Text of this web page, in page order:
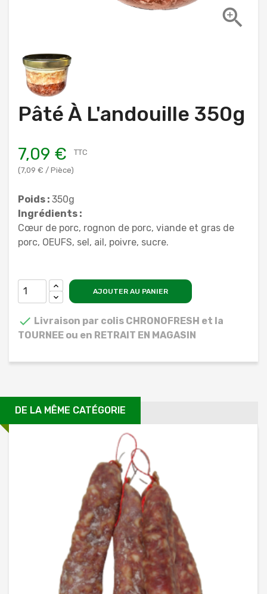

Pâté À L'andouille 350g
7,09 €
(7,09 € / Pièce)
TTC
Poids : 350g
Ingrédients :
Cœur de porc, rognon de porc, viande et gras de
porc, OEUFS, sel, ail, poivre, sucre.
AJOUTER AU PANIER
 Livraison par colis CHRONOFRESH et la
TOURNEE ou en RETRAIT EN MAGASIN
DE LA MÊME CATÉGORIE